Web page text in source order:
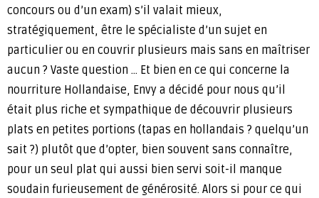
concours ou d’un exam) s’il valait mieux,
stratégiquement, être le spécialiste d’un sujet en
particulier ou en couvrir plusieurs mais sans en maîtriser
aucun ? Vaste question … Et bien en ce qui concerne la
nourriture Hollandaise, Envy a décidé pour nous qu’il
était plus riche et sympathique de découvrir plusieurs
plats en petites portions (tapas en hollandais ? quelqu’un
sait ?) plutôt que d’opter, bien souvent sans connaître,
pour un seul plat qui aussi bien servi soit-il manque
soudain furieusement de générosité. Alors si pour ce qui